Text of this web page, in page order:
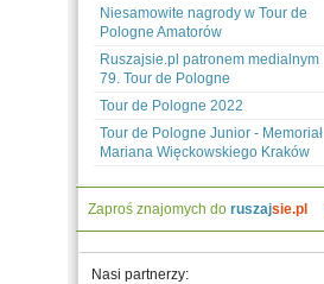
Niesamowite nagrody w Tour de
Pologne Amatorów
Ruszajsie.pl patronem medialnym
79. Tour de Pologne
Tour de Pologne 2022
Tour de Pologne Junior - Memoriał
Mariana Więckowskiego Kraków
Zaproś znajomych do ruszajsie.pl
Nasi partnerzy: